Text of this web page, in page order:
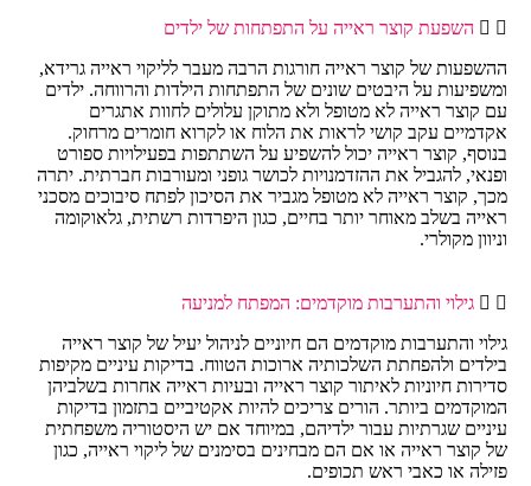
השפעת קוצר ראייה על התפתחות של ילדים
ההשפעות של קוצר ראייה חורגות הרבה מעבר לליקוי ראייה גרידא,
ומשפיעות על היבטים שונים של התפתחות הילדות והרווחה. ילדים
עם קוצר ראייה לא מטופל ולא מתוקן עלולים לחוות אתגרים
אקדמיים עקב קושי לראות את הלוח או לקרוא חומרים מרחוק.
בנוסף, קוצר ראייה יכול להשפיע על השתתפות בפעילויות ספורט
ופנאי, להגביל את ההזדמנויות לכושר גופני ומעורבות חברתית. יתרה
מכך, קוצר ראייה לא מטופל מגביר את הסיכון לפתח סיבוכים מסכני
ראייה בשלב מאוחר יותר בחיים, כגון היפרדות רשתית, גלאוקומה
וניוון מקולרי.
גילוי והתערבות מוקדמים: המפתח למניעה
גילוי והתערבות מוקדמים הם חיוניים לניהול יעיל של קוצר ראייה
בילדים ולהפחתת השלכותיה ארוכות הטווח. בדיקות עיניים מקיפות
סדירות חיוניות לאיתור קוצר ראייה ובעיות ראייה אחרות בשלביהן
המוקדמים ביותר. הורים צריכים להיות אקטיביים בתזמון בדיקות
עיניים שגרתיות עבור ילדיהם, במיוחד אם יש היסטוריה משפחתית
של קוצר ראייה או אם הם מבחינים בסימנים של ליקוי ראייה, כגון
פזילה או כאבי ראש תכופים.